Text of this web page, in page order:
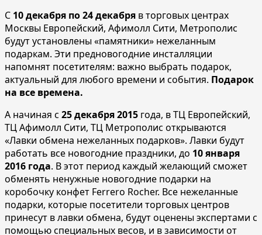
С 10 декабря по 24 декабря в торговых центрах
Москвы Европейский, Афимолл Сити, Метрополис
будут установлены «памятники» нежеланным
подаркам. Эти предновогодние инсталляции
напомнят посетителям: важно выбрать подарок,
актуальный для любого времени и события. Подарок
на все времена.
А начиная с 25 декабря 2015 года, в ТЦ Европейский,
ТЦ Афимолл Сити, ТЦ Метрополис открываются
«Лавки обмена нежеланных подарков». Лавки будут
работать все новогодние праздники, до 10 января
2016 года. В этот период каждый желающий сможет
обменять ненужные новогодние подарки на
коробочку конфет Ferrero Rocher. Все нежеланные
подарки, которые посетители торговых центров
принесут в лавки обмена, будут оценены экспертами с
помощью специальных весов, и в зависимости от